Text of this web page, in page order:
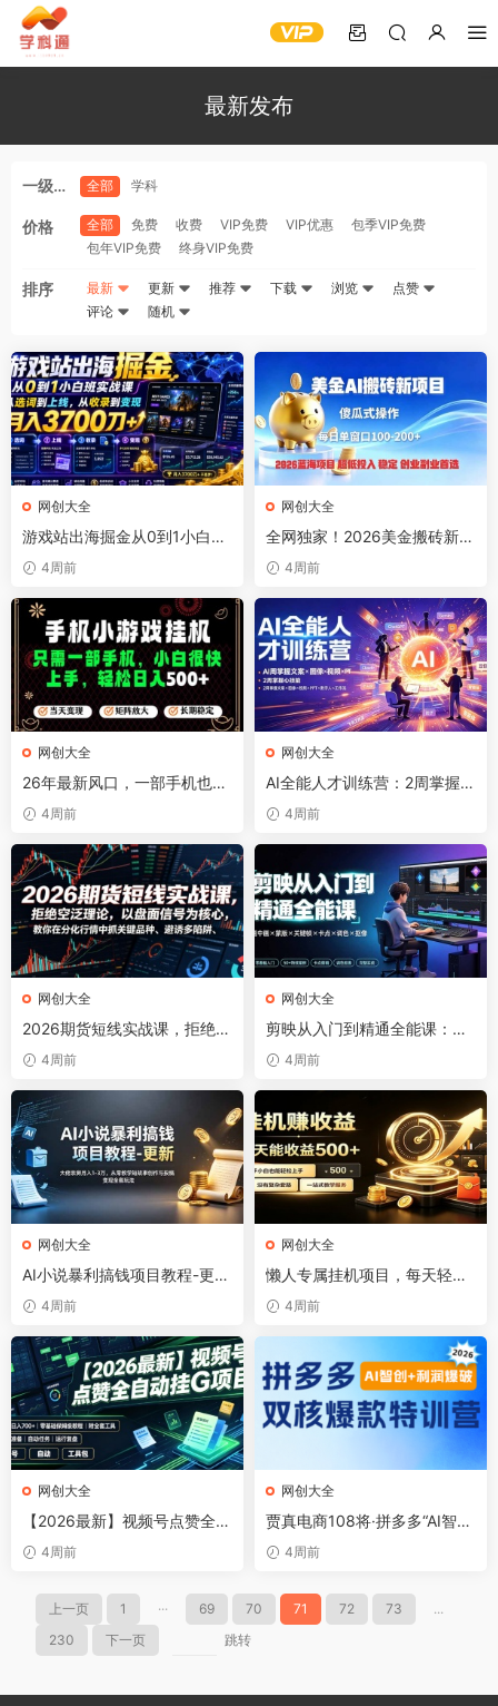
最新发布
一级分
全部 学科
价格 全部 免费 收费 VIP免费 VIP优惠
包季VIP免费
包年VIP免费
终身VIP免费
排序 最新 更新 推荐 下载 浏览
点赞
评论
随机
网创大全
游戏站出海掘金从0到1小白实
战课，从选词到上线，从收录
到变现，月入3700刀+
4周前
网创大全
全网独家！2026美金搬砖新项
目，低门槛高回报，长久绿色
稳定，用副业改写人生
4周前
网创大全
26年最新风口，一部手机也可
实现财富自由！每天十几分钟
轻松日入500+，长期稳定，
可矩阵放大！
4周前
网创大全
AI全能人才训练营：2周掌握文
案×图像×视频×PPT×数字人×
工作流，超越80%的人
4周前
网创大全
2026期货短线实战课，拒绝空
泛理论，以盘面信号为核心，
教你在分化行情中抓关键品
种、避诱多陷阱(更新0711)
4周前
网创大全
剪映从入门到精通全能课：画
中画×蒙版×关键帧×卡点×调
色×抠像，一站式掌握剪辑核
心技能
4周前
网创大全
AI小说暴利搞钱项目教程-更
新，大佬亲测月入1-3万，从
零教学短故事创作与投稿变现
全套玩法
4周前
网创大全
懒人专属挂机项目，每天轻松
入账500以上，小白快速上手
盈利
4周前
网创大全
【2026最新】视频号点赞全自
动挂G项目，双号日入700+，
零基础保姆级教程(附全套工
4周前
网创大全
贾真电商108将·拼多多“AI智创
+利润爆破“双核爆款特训营
4周前
上一页 1 ··· 69 70 71 72 73
...
230
下一页 跳转